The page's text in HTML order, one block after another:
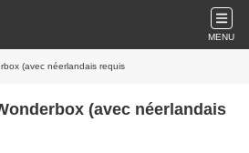
MENU
(avec néerlandais requis
(avec néerlandais